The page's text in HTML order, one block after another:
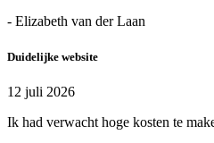
- Elizabeth van der Laan
Duidelijke website
12 juli 2026
Ik had verwacht hoge kosten te